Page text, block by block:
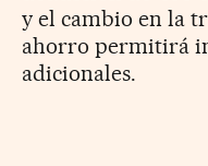
y el cambio en la
ahorro permitirá
adicionales.